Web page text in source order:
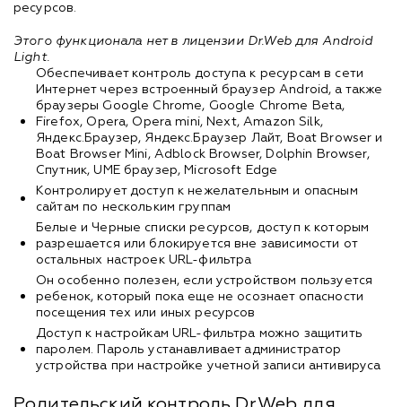
ресурсов.
Этого функционала нет в лицензии Dr.Web для Android
Light.
Обеспечивает контроль доступа к ресурсам в сети
Интернет через встроенный браузер Android, а также
браузеры Google Chrome, Google Chrome Beta,
Firefox, Opera, Opera mini, Next, Amazon Silk,
Яндекс.Браузер, Яндекс.Браузер Лайт, Boat Browser и
Boat Browser Mini, Adblock Browser, Dolphin Browser,
Спутник, UME браузер, Microsoft Edge
Контролирует доступ к нежелательным и опасным
сайтам по нескольким группам
Белые и Черные списки ресурсов, доступ к которым
разрешается или блокируется вне зависимости от
остальных настроек URL-фильтра
Он особенно полезен, если устройством пользуется
ребенок, который пока еще не осознает опасности
посещения тех или иных ресурсов
Доступ к настройкам URL-фильтра можно защитить
паролем. Пароль устанавливает администратор
устройства при настройке учетной записи антивируса